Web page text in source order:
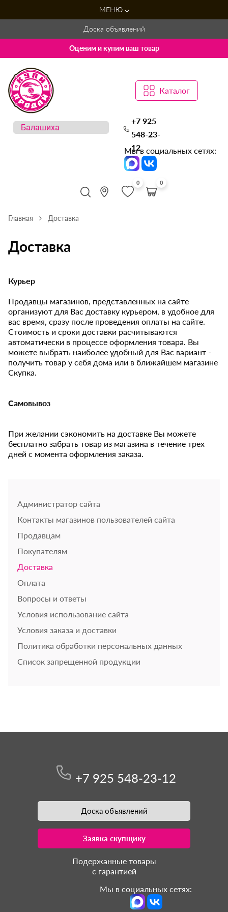
МЕНЮ
Доска объявлений
Оценим и купим ваш товар
Каталог
+7 925
548-23-
12
Мы в социальных сетях:
0 0
Главная Доставка
Доставка
Курьер
Продавцы магазинов, представленных на сайте
организуют для Вас доставку курьером, в удобное для
вас время, сразу после проведения оплаты на сайте.
Стоимость и сроки доставки расчитываются
автоматически в процессе оформления товара. Вы
можете выбрать наиболее удобный для Вас вариант -
получить товар у себя дома или в ближайшем магазине
Скупка.
Самовывоз
При желании сэкономить на доставке Вы можете
бесплатно забрать товар из магазина в течение трех
дней с момента оформления заказа.
Администратор сайта
Контакты магазинов пользователей сайта
Продавцам
Покупателям
Доставка
Оплата
Вопросы и ответы
Условия использование сайта
Условия заказа и доставки
Политика обработки персональных данных
Список запрещенной продукции
+7 925 548-23-12
Доска объявлений
Заявка скупщику
Подержанные товары
с гарантией
Мы в социальных сетях: